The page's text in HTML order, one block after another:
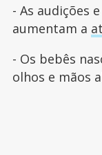
- As audições
aumentam a
- Os bebês
olhos e mãos